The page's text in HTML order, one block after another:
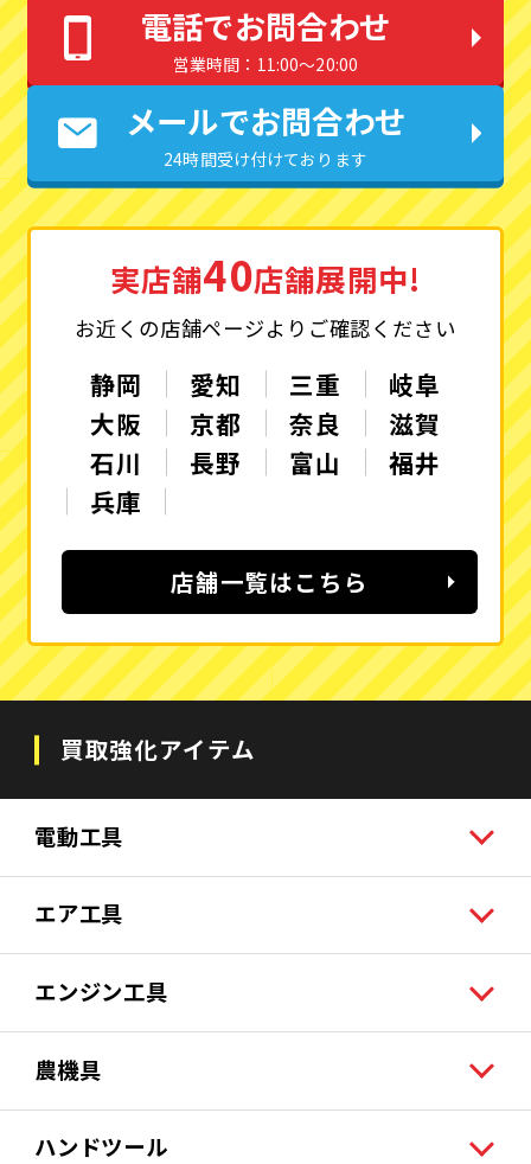
電話でお問合わせ
営業時間：11:00〜20:00
メールでお問合わせ
24時間受け付けております
実店舗40店舗展開中!
お近くの店舗ページよりご確認ください
静岡 愛知 三重
岐阜
大阪
京都 奈良
滋賀
石川
長野 富山
福井
兵庫
店舗一覧はこちら
買取強化アイテム
電動工具
エア工具
エンジン工具
農機具
ハンドツール